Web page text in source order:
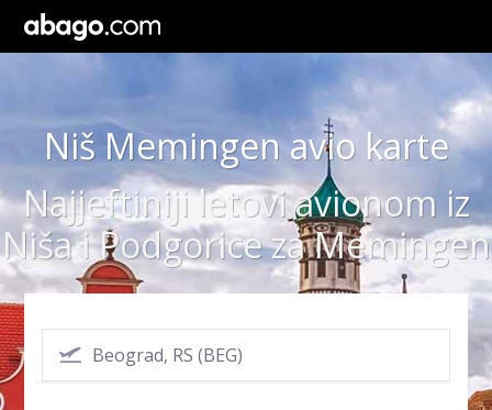
Niš Memingen avio karte
Najjeftiniji letovi avionom iz
Niša i Podgorice za Memingen